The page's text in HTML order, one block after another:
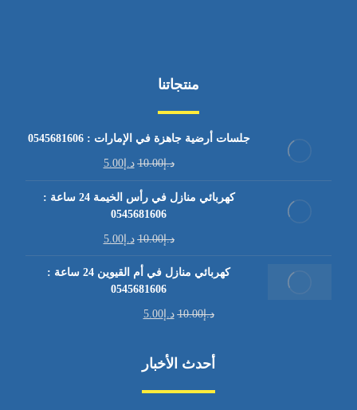
منتجاتنا
جلسات أرضية جاهزة في الإمارات : 0545681606
د.إ10.00 د.إ5.00
كهربائي منازل في رأس الخيمة 24 ساعة :
0545681606
د.إ10.00 د.إ5.00
كهربائي منازل في أم القيوين 24 ساعة :
0545681606
د.إ10.00 د.إ5.00
أحدث الأخبار